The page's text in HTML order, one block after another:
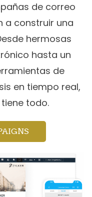
de correo
a construir una
hermosas
hasta un
de
en tiempo real,
todo.